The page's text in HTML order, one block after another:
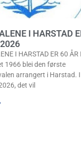
I HARSTAD
I HARSTAD ER 60 ÅR I
1966 blei den første
arrangert i Harstad.
det vil